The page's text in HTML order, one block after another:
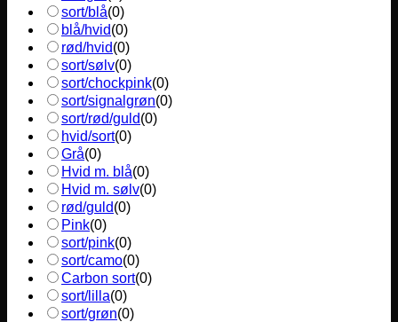
sort/blå(0)
blå/hvid(0)
rød/hvid(0)
sort/sølv(0)
sort/chockpink(0)
sort/signalgrøn(0)
sort/rød/guld(0)
hvid/sort(0)
Grå(0)
Hvid m. blå(0)
Hvid m. sølv(0)
rød/guld(0)
Pink(0)
sort/pink(0)
sort/camo(0)
Carbon sort(0)
sort/lilla(0)
sort/grøn(0)